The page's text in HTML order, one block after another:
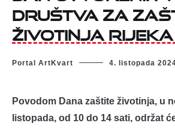
Društva za
životinja Rijeka
Portal ArtKvart 4. listopada
Povodom Dana zaštite životinja, u
listopada, od 10 do 14 sati, održat